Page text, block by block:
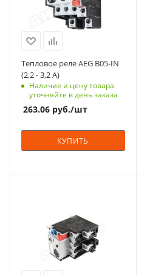
Тепловое реле AEG B05-IN
(2,2 - 3,2 A)
Наличие и цену товара
уточняйте в день заказа
263.06 руб./шт
КУПИТЬ